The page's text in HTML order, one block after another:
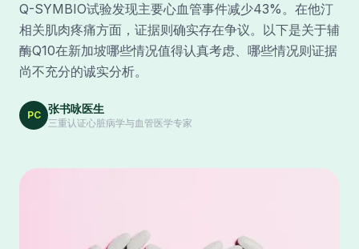
Q-SYMBIO试验发现主要心血管事件减少43%。在他汀
相关肌肉疼痛方面，证据则确实存在争议。以下是关于辅
酶Q10在新加坡哪些情况值得认真考虑、哪些情况则证据
尚不充分的诚实分析。
PC 张书咏医生
三重认证心脏病学与血管医学专家